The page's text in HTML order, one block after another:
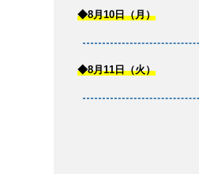
◆8月10日（月）
◆8月11日（火）